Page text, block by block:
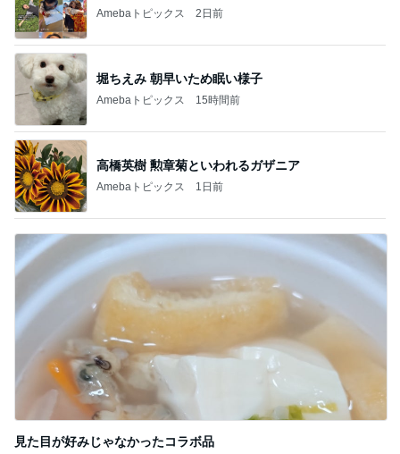
Amebaトピックス 2日前
堀ちえみ 朝早いため眠い様子
Amebaトピックス 15時間前
高橋英樹 勲章菊といわれるガザニア
Amebaトピックス 1日前
見た目が好みじゃなかったコラボ品